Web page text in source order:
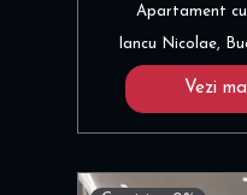
Apartament
Iancu Nicolae,
Vezi